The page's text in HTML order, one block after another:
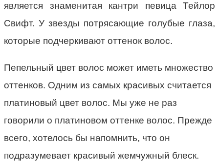
является знаменитая кантри певица Тейлор
Свифт. У звезды потрясающие голубые глаза,
которые подчеркивают оттенок волос.
Пепельный цвет волос может иметь множество
оттенков. Одним из самых красивых считается
платиновый цвет волос. Мы уже не раз
говорили о платиновом оттенке волос. Прежде
всего, хотелось бы напомнить, что он
подразумевает красивый жемчужный блеск.